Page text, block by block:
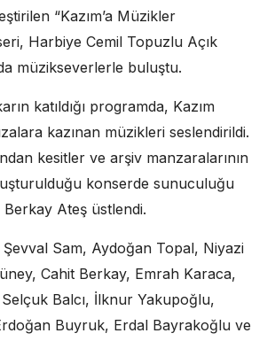
“Kazım’a Müzikler
Harbiye Cemil Topuzlu Açık
müzikseverlerle buluştu.
katıldığı programda, Kazım
kazınan müzikleri seslendirildi.
kesitler ve arşiv manzaralarının
konserde sunuculuğu
Ateş üstlendi.
Sam, Aydoğan Topal, Niyazi
Cahit Berkay, Emrah Karaca,
Balcı, İlknur Yakupoğlu,
Buyruk, Erdal Bayrakoğlu ve